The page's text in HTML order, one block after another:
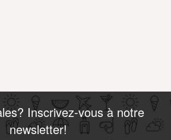
Inscrivez-vous à notre
newsletter!